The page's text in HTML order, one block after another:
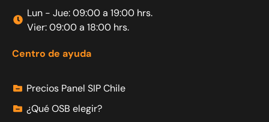
Lun - Jue: 09:00 a 19:00 hrs.
Vier: 09:00 a 18:00 hrs.
Centro de ayuda
Precios Panel SIP Chile
¿Qué OSB elegir?